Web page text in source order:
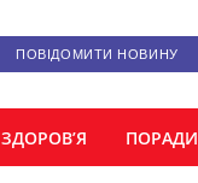
ПОВІДОМИТИ НОВИНУ
ЗДОРОВ’Я ПОРАДИ